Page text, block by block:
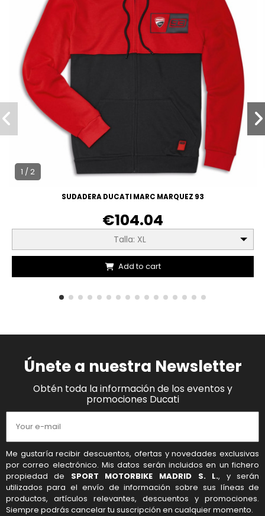
1 / 2
SUDADERA DUCATI MARC MARQUEZ 93
€104.04
Talla: XL
Add to cart
Únete a nuestra Newsletter
Obtén toda la información de los eventos y
promociones Ducati
Me gustaría recibir descuentos, ofertas y novedades exclusivas
por correo electrónico. Mis datos serán incluidos en un fichero
propiedad de SPORT MOTORBIKE MADRID S. L., y serán
utilizados para el envío de información sobre sus líneas de
productos, artículos relevantes, descuentos y promociones.
Siempre podrás cancelar tu suscripción en cualquier momento.